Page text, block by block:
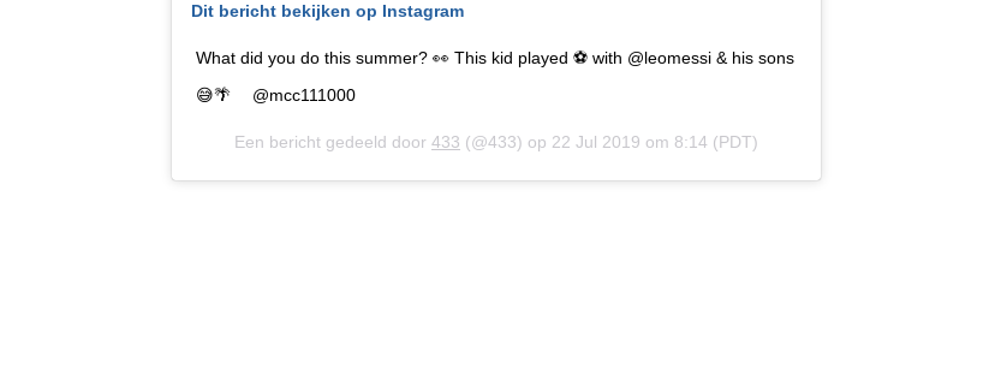
Dit bericht bekijken op Instagram
What did you do this summer? 👀 This kid played ⚽️ with @leomessi & his sons
😅🌴 ⠀ @mcc111000
Een bericht gedeeld door 433 (@433) op 22 Jul 2019 om 8:14 (PDT)